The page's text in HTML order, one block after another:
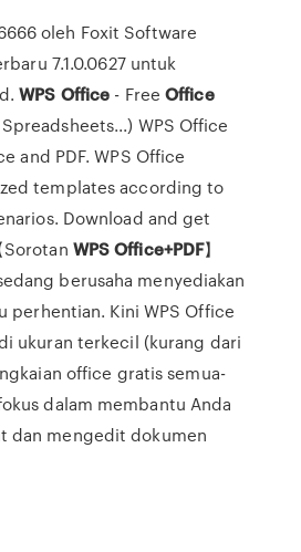
oleh Foxit Software
7.1.0.0627 untuk
WPS Office - FreeOffice
WPS Office
and PDF. WPS Office
templates according to
Download and get
WPSOffice+PDF】
berusaha menyediakan
perhentian. Kini WPS Office
ukuran terkecil (kurang dari
office gratis semua-
dalam membantu Anda
dan mengedit dokumen